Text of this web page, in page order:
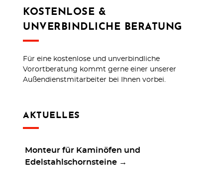
KOSTENLOSE &
UNVERBINDLICHE BERATUNG
Für eine kostenlose und unverbindliche
Vorortberatung kommt gerne einer unserer
Außendienstmitarbeiter bei Ihnen vorbei.
AKTUELLES
Monteur für Kaminöfen und
Edelstahlschornsteine →